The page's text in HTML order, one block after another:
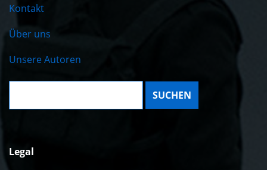
Kontakt
Über uns
Unsere Autoren
Suche:
Legal